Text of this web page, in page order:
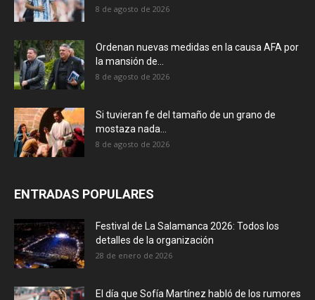
8 de agosto de 2026
Ordenan nuevas medidas en la causa AFA por
la mansión de...
8 de agosto de 2026
Si tuvieran fe del tamaño de un grano de
mostaza nada...
8 de agosto de 2026
ENTRADAS POPULARES
Festival de La Salamanca 2026: Todos los
detalles de la organización
28 de enero de 2026
El día que Sofía Martínez habló de los rumores